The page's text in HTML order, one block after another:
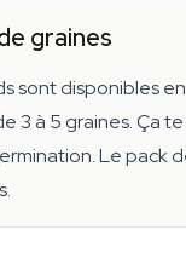
graines
sont disponibles
3 à 5 graines. Ça
Le pack